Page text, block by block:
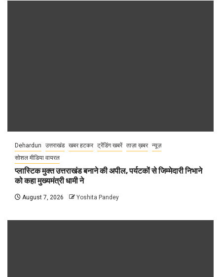
Dehardun उत्तराखंड खबर हटकर ट्रेंडिंग खबरें ताज़ा ख़बर न्यूज़
सोशल मीडिया वायरल
प्लास्टिक मुक्त उत्तराखंड बनाने की अपील, पर्यटकों से जिम्मेदारी निभाने
को कहा मुख्यमंत्री धामी ने
August 7, 2026 Yoshita Pandey